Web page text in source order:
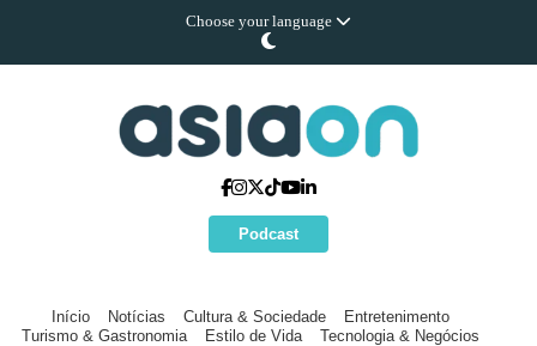
Choose your language
Podcast
Início Notícias Cultura & Sociedade
Entretenimento
Turismo & Gastronomia
Estilo de Vida Tecnologia & Negócios